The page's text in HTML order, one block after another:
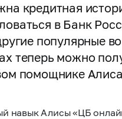
кредитная
в Банк
популярные
теперь можно
помощнике
навык Алисы «ЦБ